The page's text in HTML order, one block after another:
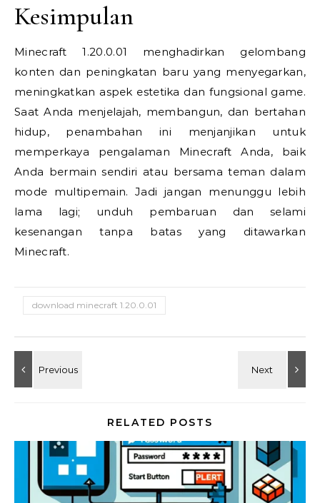
Kesimpulan
Minecraft 1.20.0.01 menghadirkan gelombang
konten dan peningkatan baru yang menyegarkan,
meningkatkan aspek estetika dan fungsional game.
Saat Anda menjelajah, membangun, dan bertahan
hidup, penambahan ini menjanjikan untuk
memperkaya pengalaman Minecraft Anda, baik
Anda bermain sendiri atau bersama teman dalam
mode multipemain. Jadi jangan menunggu lebih
lama lagi; unduh pembaruan dan selami
kesenangan tanpa batas yang ditawarkan
Minecraft.
download minecraft 1.20.0.01
RELATED POSTS